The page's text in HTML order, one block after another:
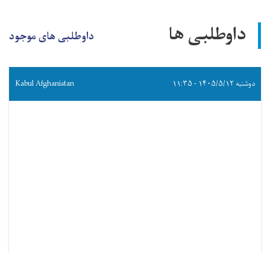
داوطلبی ها داوطلبی های موجود
دوشنبه ۱۴۰۵/۵/۱۲ - ۱۱:۳۵ Kabul Afghanistan